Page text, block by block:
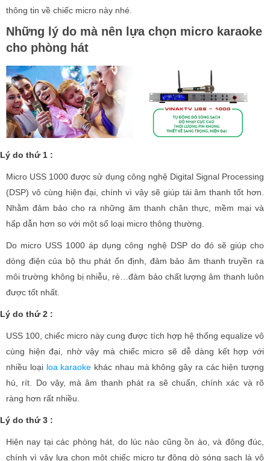
thông tin về chiếc micro này nhé.
Những lý do mà nên lựa chọn micro karaoke
cho phòng hát
Lý do thứ 1 :
Micro USS 1000 được sử dụng công nghệ Digital Signal Processing
(DSP) vô cùng hiện đại, chính vì vậy sẽ giúp tái âm thanh tốt hơn.
Nhằm đảm bảo cho ra những âm thanh chân thực, mềm mại và
hấp dẫn hơn so với một số loại micro thông thường.
Do micro USS 1000 áp dụng công nghệ DSP do đó sẽ giúp cho
dòng điện của bộ thu phát ổn định, đảm bảo âm thanh truyền ra
môi trường không bị nhiễu, rè…đảm bảo chất lượng âm thanh luôn
được tốt nhất.
Lý do thứ 2 :
USS 100, chiếc micro này cung được tích hợp hệ thống equalize vô
cùng hiện đại, nhờ vậy mà chiếc micro sẽ dễ dàng kết hợp với
nhiều loại loa karaoke khác nhau mà không gây ra các hiện tượng
hú, rít. Do vậy, mà âm thanh phát ra sẽ chuẩn, chính xác và rõ
ràng hơn rất nhiều.
Lý do thứ 3 :
Hiện nay tại các phòng hát, do lúc nào cũng ồn ào, và đông đúc,
chính vì vậy lựa chọn một chiếc micro tự động dò sóng sạch là vô